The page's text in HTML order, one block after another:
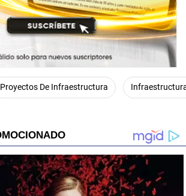
Proyectos De Infraestructura